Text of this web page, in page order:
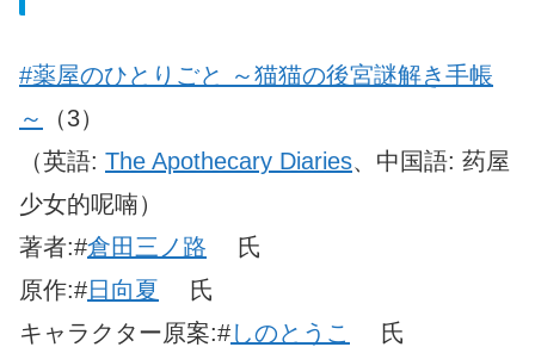
#薬屋のひとりごと ～猫猫の後宮謎解き手帳
～
（3）
（英語: The Apothecary Diaries、中国語: 药屋
少女的呢喃）
著者:#倉田三ノ路 氏
原作:#日向夏 氏
キャラクター原案:#しのとうこ 氏